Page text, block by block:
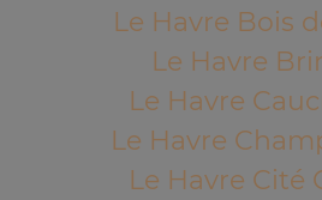
Le Havre Bois
Le Havre
Le Havre
Le Havre
Le Havre Cité